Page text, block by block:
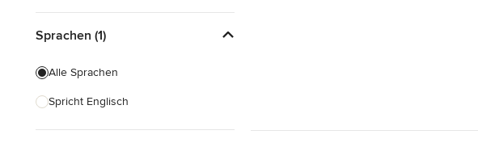
Sprachen (1)
Alle Sprachen
Spricht Englisch